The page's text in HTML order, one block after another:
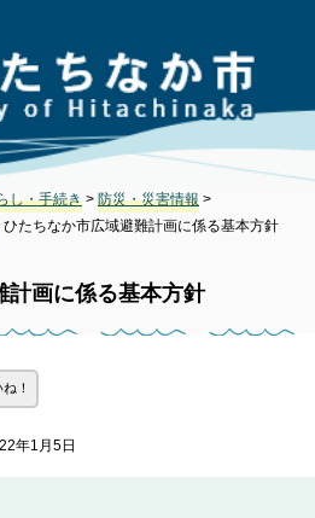
し・手続き > 防災・災害情報 >
ひたちなか市広域避難計画に係る基本方針
計画に係る基本方針
！
年1月5日